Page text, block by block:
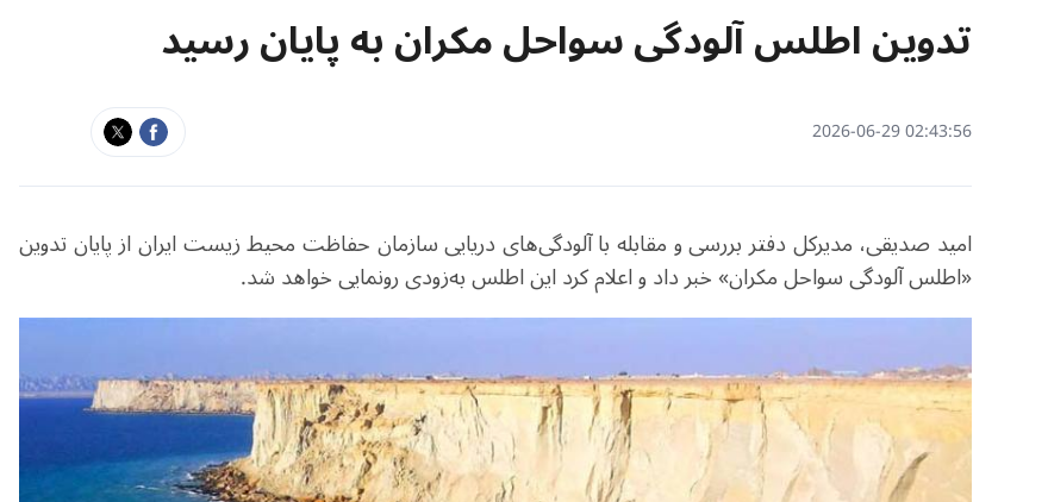
تدوین اطلس آلودگی سواحل مکران به پایان رسید
02:43:56 2026-06-29
امید صدیقی، مدیرکل دفتر بررسی و مقابله با آلودگی‌های دریایی سازمان حفاظت محیط زیست ایران از پایان تدوین
«اطلس آلودگی سواحل مکران» خبر داد و اعلام کرد این اطلس به‌زودی رونمایی خواهد شد.